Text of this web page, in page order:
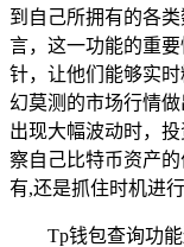
到自己所拥有的各
言，这一功能的重
针，让他们能够实
幻莫测的市场行情
出现大幅波动时，
察自己比特币资产
有,还是抓住时机进行
Tp钱包查询功